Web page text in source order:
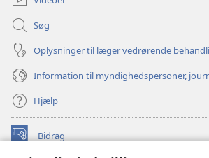
Søg
Oplysninger til læger vedrørende
Information til myndighedspersoner,
Hjælp
Bidrag
(åbner